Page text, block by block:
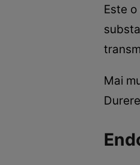
Este
Mai